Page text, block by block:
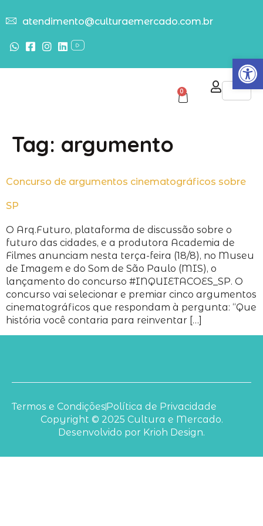
Abrir
atendimento@culturaemercado.com.br
0
Tag: argumento
Concurso de argumentos cinematográficos sobre
SP
O Arq.Futuro, plataforma de discussão sobre o
futuro das cidades, e a produtora Academia de
Filmes anunciam nesta terça-feira (18/8), no Museu
de Imagem e do Som de São Paulo (MIS), o
lançamento do concurso #INQUIETACOES_SP. O
concurso vai selecionar e premiar cinco argumentos
cinematográficos que respondam à pergunta: “Que
história você contaria para reinventar […]
Copyright © 2025 Cultura e Mercado.
Desenvolvido por Krioh Design.
Termos e Condições Política de Privacidade